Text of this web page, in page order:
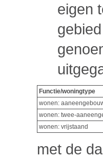
eigen
Functie/woningtype
wonen:
wonen: twee-
wonen: vrijstaand
met de